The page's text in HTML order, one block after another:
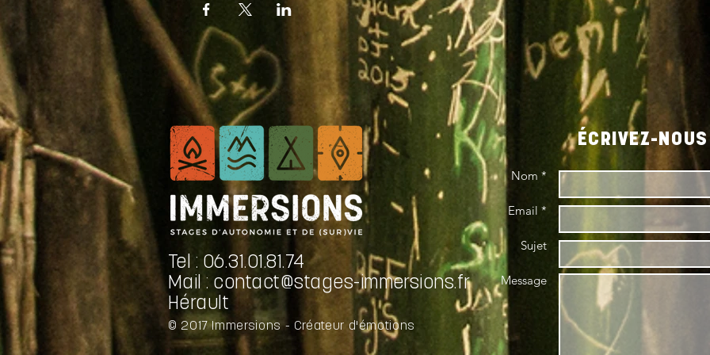
ÉCRIVEZ-
Tel : 06.31.01.81.74
Mail : contact@stages-immersions.fr
Hérault
© 2017 Immersions - Créateur d'émotions
Nom *
Email *
Sujet
Message